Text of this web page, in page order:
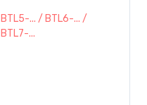
BTL5-... / BTL6-... /
BTL7-...